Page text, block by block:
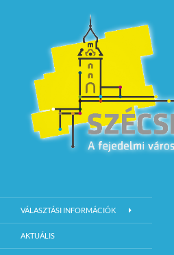
Szécsény Város Hivatalos Weboldala
VÁLASZTÁSI INFORMÁCIÓK
AKTUÁLIS